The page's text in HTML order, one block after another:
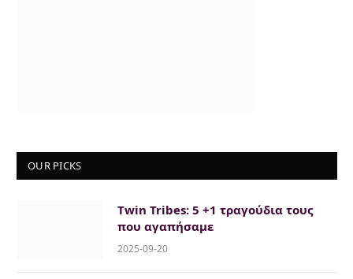
OUR PICKS
Twin Tribes: 5 +1 τραγούδια τους
που αγαπήσαμε
2025-09-20